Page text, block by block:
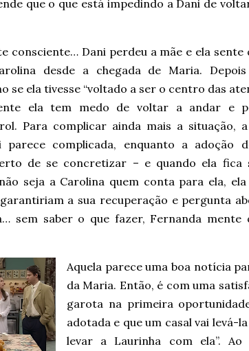
que o que está impedindo a Dani de
consciente… Dani perdeu a mãe e ela sente
desde a chegada de Maria.
se ela tivesse “voltado a ser o centro das
ela tem medo de voltar a andar e
Para complicar ainda mais a situação,
parece complicada, enquanto a adoção
de se concretizar – e quando ela fica
seja a Carolina quem conta para ela,
a sua recuperação e pergunta
sem saber o que fazer, Fernanda mente
Aquela parece uma boa notícia
da Maria. Então, é com uma
garota na primeira
adotada e que um casal vai levá-
levar a Laurinha com ela”.